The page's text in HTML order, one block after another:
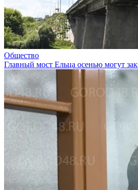
Общество
Главный мост Ельца осенью могут